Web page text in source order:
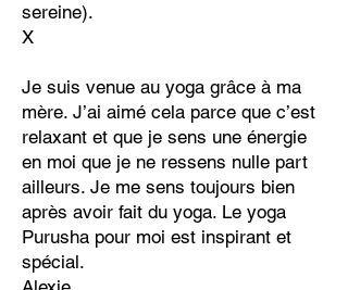
sereine).
X
Je suis venue au yoga grâce à ma
mère. J’ai aimé cela parce que c’est
relaxant et que je sens une énergie
en moi que je ne ressens nulle part
ailleurs. Je me sens toujours bien
après avoir fait du yoga. Le yoga
Purusha pour moi est inspirant et
spécial.